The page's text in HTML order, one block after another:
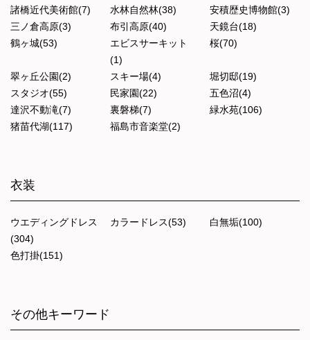
諸橋近代美術館(7) 水林自然林(38)
安積歴史博物館(3)
三ノ倉高原(3)
布引高原(40)
天鏡台(18)
鶴ヶ城(53)
エビスサーキット
(1)
桜(70)
翠ヶ丘公園(2) スキー場(4)
堀切邸(19)
スタジオ(55)
民家園(22)
五色沼(4)
達沢不動滝(7)
裏磐梯(7)
緑水苑(106)
猪苗代湖(117)
福島市音楽堂(2)
衣装
ウエディングドレス
(304)
カラードレス(53) 白無垢(100)
色打掛(151)
その他キーワード